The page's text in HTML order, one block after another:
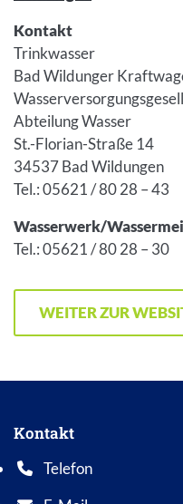
Kontakt
Trinkwasser
Bad Wildunger
Abteilung Wasser
St.-Florian-Straße 14
34537 Bad Wildungen
Tel.: 05621 / 80 28 – 43
Wasserwerk/
Tel.: 05621 / 80 28 – 30
WEITER ZUR
Kontakt
Telefon
Telefonnummer: 0 5 6 2 1